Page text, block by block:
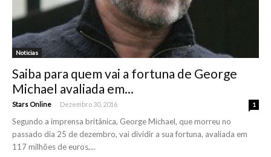
Noticias
Saiba para quem vai a fortuna de George
Michael avaliada em...
Stars Online - Dezembro 30, 2016 1
Segundo a imprensa britânica, George Michael, que morreu no
passado dia 25 de dezembro, vai dividir a sua fortuna, avaliada em
117 milhões de euros,...